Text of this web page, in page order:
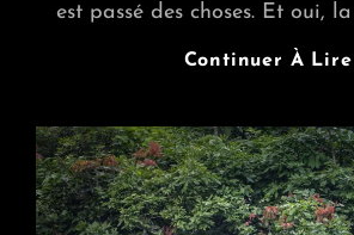
est passé des choses. Et oui,
Continuer À Lire